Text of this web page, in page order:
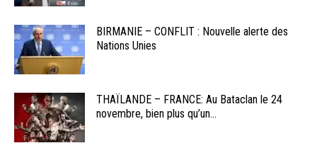
BIRMANIE – CONFLIT : Nouvelle alerte des
Nations Unies
THAÏLANDE – FRANCE: Au Bataclan le 24
novembre, bien plus qu’un...